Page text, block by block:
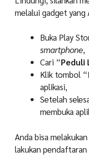
melalui gadget yang
Buka Play
smartphone,
Cari “Peduli
Klik tombol “
aplikasi,
Setelah
membuka
Anda bisa
lakukan